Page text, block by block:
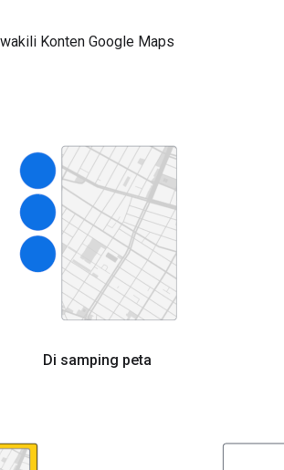
Konten Google Maps
Di samping peta